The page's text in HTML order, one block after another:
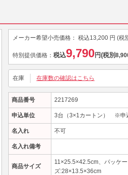
メーカー希望小売価格： 税込13,200 円 (税
特別提供価格： 税込9,790円(税別
在庫 在庫数の確認はこちら
商品番号 2217269
申込単位 3台（3×1カートン） ※申
名入れ 不可
名入れ備考
商品サイズ
11×25.5×42.5cm、パッケー
ズ:28×13.5×36cm